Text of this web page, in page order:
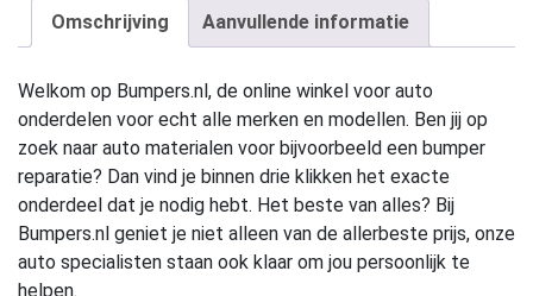
Omschrijving Aanvullende informatie
Welkom op Bumpers.nl, de online winkel voor auto
onderdelen voor echt alle merken en modellen. Ben jij op
zoek naar auto materialen voor bijvoorbeeld een bumper
reparatie? Dan vind je binnen drie klikken het exacte
onderdeel dat je nodig hebt. Het beste van alles? Bij
Bumpers.nl geniet je niet alleen van de allerbeste prijs, onze
auto specialisten staan ook klaar om jou persoonlijk te
helpen.